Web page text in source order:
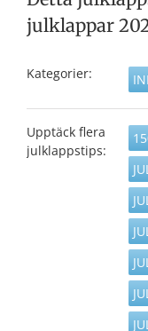
julklappar
Kategorier:
Upptäck flera
julklappstips: